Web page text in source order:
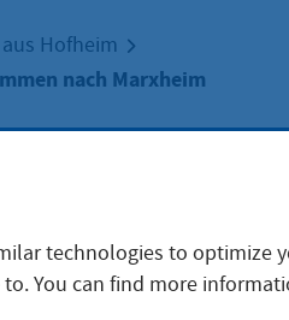
Hofheim
nach Marxheim
technologies to optimize
You can find more